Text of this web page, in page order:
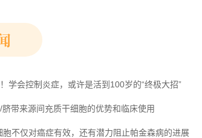
学会控制炎症，或许是活到100岁的“终极大招”
带来源间充质干细胞的优势和临床使用
胞不仅对癌症有效，还有潜力阻止帕金森病的进展